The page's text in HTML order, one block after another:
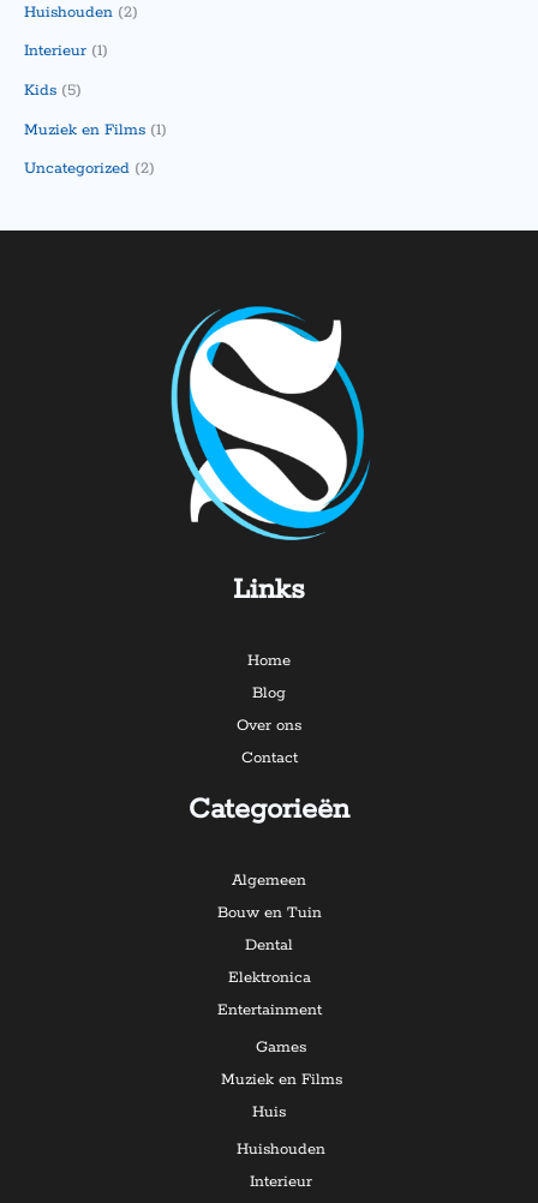
Huishouden (2)
Interieur (1)
Kids (5)
Muziek en Films (1)
Uncategorized (2)
Links
Home
Blog
Over ons
Contact
Categorieën
Algemeen
Bouw en Tuin
Dental
Elektronica
Entertainment
Games
Muziek en Films
Huis
Huishouden
Interieur